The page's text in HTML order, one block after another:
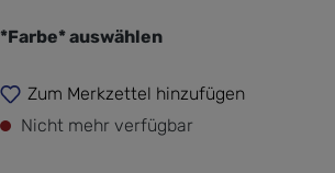
*Farbe* auswählen
Zum Merkzettel hinzufügen
Nicht mehr verfügbar